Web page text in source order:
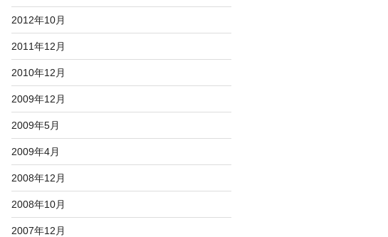
2012年10月
2011年12月
2010年12月
2009年12月
2009年5月
2009年4月
2008年12月
2008年10月
2007年12月